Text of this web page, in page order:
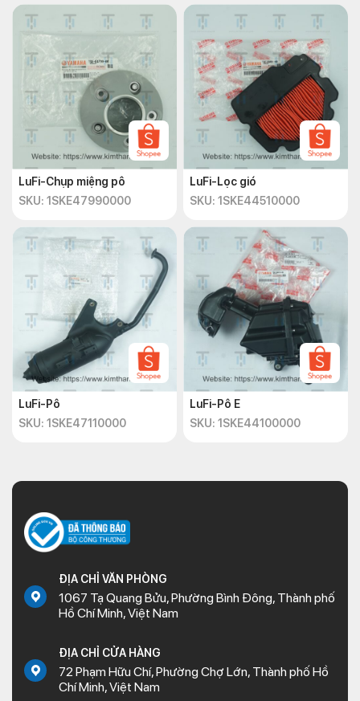
LuFi-Chụp miệng pô
SKU: 1SKE47990000
LuFi-Lọc gió
SKU: 1SKE44510000
LuFi-Pô
SKU: 1SKE47110000
LuFi-Pô E
SKU: 1SKE44100000
ĐỊA CHỈ VĂN PHÒNG
1067 Tạ Quang Bửu, Phường Bình Đông, Thành phố
Hồ Chí Minh, Việt Nam
ĐỊA CHỈ CỬA HÀNG
72 Phạm Hữu Chí, Phường Chợ Lớn, Thành phố Hồ
Chí Minh, Việt Nam